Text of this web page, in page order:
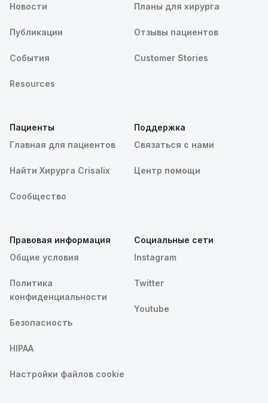
Новости
Публикации
События
Resources
Планы для хирурга
Отзывы пациентов
Customer Stories
Пациенты
Главная для пациентов
Найти Хирурга Crisalix
Сообщество
Поддержка
Связаться с нами
Центр помощи
Правовая информация
Общие условия
Политика
конфиденциальности
Безопасность
HIPAA
Настройки файлов cookie
Социальные сети
Instagram
Twitter
Youtube